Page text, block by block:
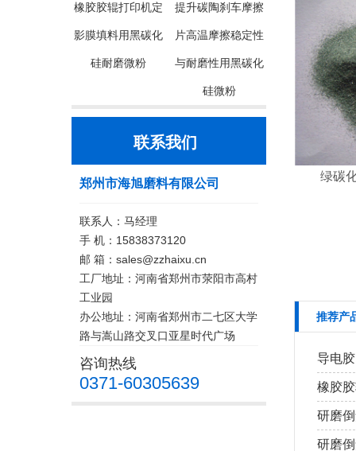
橡胶胶辊打印机定
影膜填料用黑碳化
硅耐磨微粉
提升碳陶刹车摩擦
片高温摩擦稳定性
与耐磨性用黑碳化
硅微粉
联系我们
郑州市海旭磨料有限公司
联系人：马经理
手 机：15838373120
邮 箱：sales@zzhaixu.cn
工厂地址：河南省郑州市荥阳市高村
工业园
办公地址：河南省郑州市二七区大学
路与嵩山路交叉口亚星时代广场
咨询热线
0371-60305639
绿碳
推荐产
导电
橡胶
研磨
研磨